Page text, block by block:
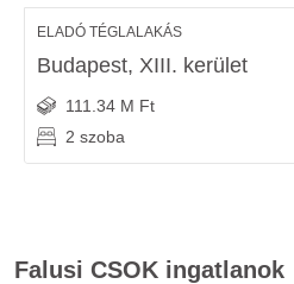
ELADÓ TÉGLALAKÁS
Budapest, XIII. kerület
111.34 M Ft
2 szoba
Falusi CSOK ingatlanok